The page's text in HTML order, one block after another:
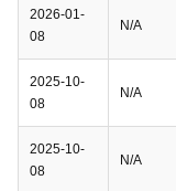
2026-01-
08
N/A
2025-10-
08
N/A
2025-10-
08
N/A